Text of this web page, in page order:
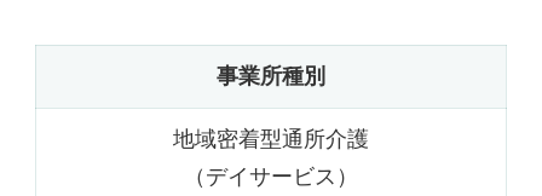
事業所種別
地域密着型通所介護
（デイサービス）